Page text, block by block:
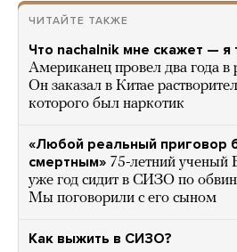
ЧИТАЙТЕ ТАКЖЕ
Что nachalnik мне скажет — я
Американец провел два года
Он заказал в Китае
которого был наркотик
«Любой реальный приговор
смертным» 75-летний ученый
уже год сидит в СИЗО по
Мы поговорили с его сыном
Как выжить в СИЗО?